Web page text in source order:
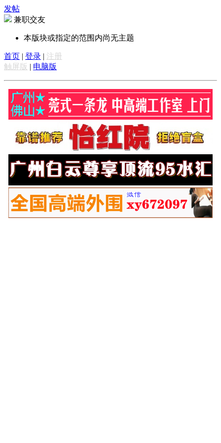
发帖
兼职交友
本版块或指定的范围内尚无主题
首页 | 登录 | 注册
触屏版 | 电脑版